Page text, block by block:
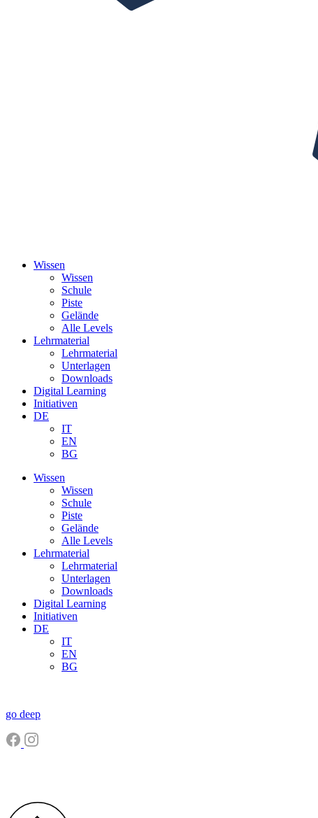
Wissen
Wissen
Schule
Piste
Gelände
Alle Levels
Lehrmaterial
Lehrmaterial
Unterlagen
Downloads
Digital Learning
Initiativen
DE
IT
EN
BG
Wissen
Wissen
Schule
Piste
Gelände
Alle Levels
Lehrmaterial
Lehrmaterial
Unterlagen
Downloads
Digital Learning
Initiativen
DE
IT
EN
BG
go deep